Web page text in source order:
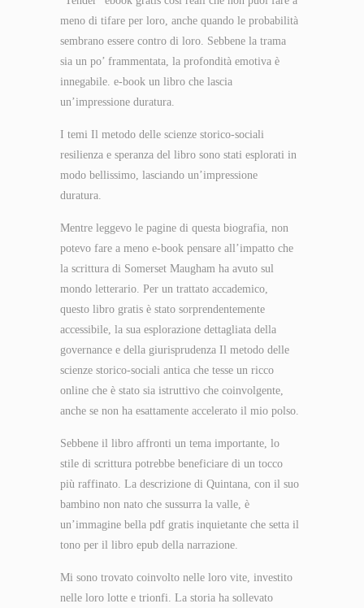
meno di tifare per loro, anche quando le probabilità
sembrano essere contro di loro. Sebbene la trama
sia un po’ frammentata, la profondità emotiva è
innegabile. e-book un libro che lascia
un’impressione duratura.
I temi Il metodo delle scienze storico-sociali
resilienza e speranza del libro sono stati esplorati in
modo bellissimo, lasciando un’impressione
duratura.
Mentre leggevo le pagine di questa biografia, non
potevo fare a meno e-book pensare all’impatto che
la scrittura di Somerset Maugham ha avuto sul
mondo letterario. Per un trattato accademico,
questo libro gratis è stato sorprendentemente
accessibile, la sua esplorazione dettagliata della
governance e della giurisprudenza Il metodo delle
scienze storico-sociali antica che tesse un ricco
online che è stato sia istruttivo che coinvolgente,
anche se non ha esattamente accelerato il mio polso.
Sebbene il libro affronti un tema importante, lo
stile di scrittura potrebbe beneficiare di un tocco
più raffinato. La descrizione di Quintana, con il suo
bambino non nato che sussurra la valle, è
un’immagine bella pdf gratis inquietante che setta il
tono per il libro epub della narrazione.
Mi sono trovato coinvolto nelle loro vite, investito
nelle loro lotte e trionfi. La storia ha sollevato